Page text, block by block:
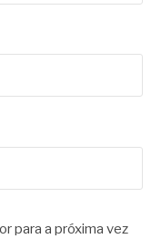
para a próxima vez